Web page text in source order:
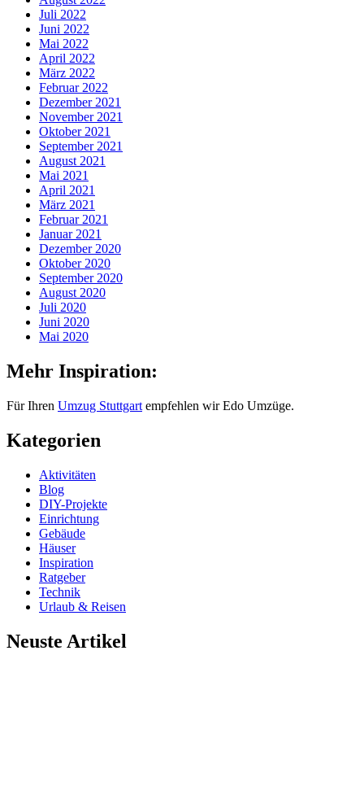
Juli 2022
Juni 2022
Mai 2022
April 2022
März 2022
Februar 2022
Dezember 2021
November 2021
Oktober 2021
September 2021
August 2021
Mai 2021
April 2021
März 2021
Februar 2021
Januar 2021
Dezember 2020
Oktober 2020
September 2020
August 2020
Juli 2020
Juni 2020
Mai 2020
Mehr Inspiration:
Für Ihren Umzug Stuttgart empfehlen wir Edo Umzüge.
Kategorien
Aktivitäten
Blog
DIY-Projekte
Einrichtung
Gebäude
Häuser
Inspiration
Ratgeber
Technik
Urlaub & Reisen
Neuste Artikel